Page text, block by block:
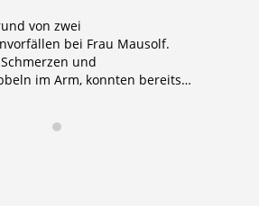
von zwei
bei Frau Mausolf.
und
im Arm, konnten bereits
komplett absetzen